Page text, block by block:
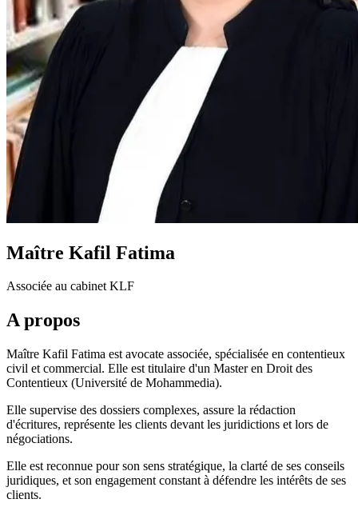
Maître Kafil Fatima
Associée au cabinet KLF
A propos
Maître Kafil Fatima est avocate associée, spécialisée en contentieux
civil et commercial. Elle est titulaire d'un Master en Droit des
Contentieux (Université de Mohammedia).
Elle supervise des dossiers complexes, assure la rédaction
d'écritures, représente les clients devant les juridictions et lors de
négociations.
Elle est reconnue pour son sens stratégique, la clarté de ses conseils
juridiques, et son engagement constant à défendre les intérêts de ses
clients.